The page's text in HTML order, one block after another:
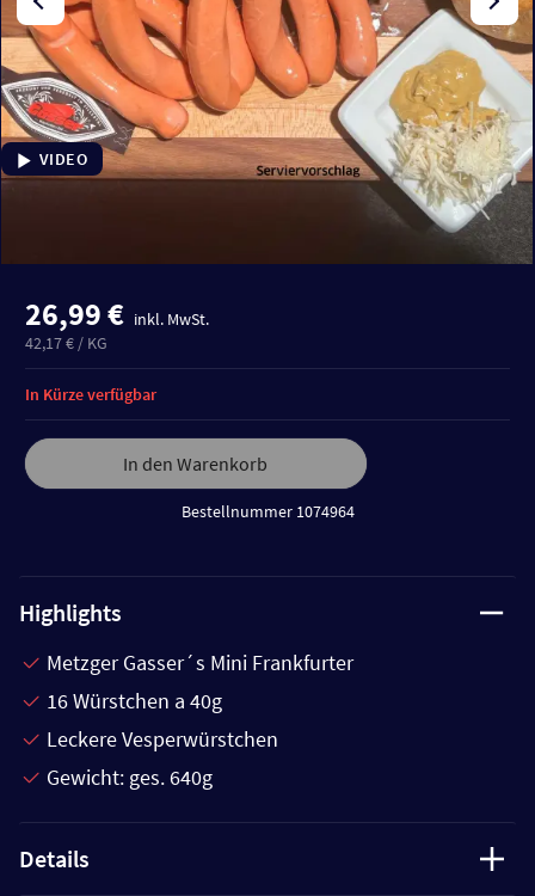
VIDEO
26,99 € inkl. MwSt.
42,17 € / KG
In den Warenkorb
Bestellnummer 1074964
In Kürze verfügbar
Highlights
Metzger Gasser´s Mini Frankfurter
16 Würstchen a 40g
Leckere Vesperwürstchen
Gewicht: ges. 640g
Details